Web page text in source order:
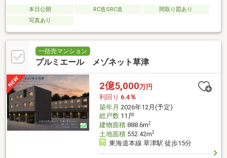
本日公開 RC造SRC造
間取り図あり
写真あり
一括売マンション
プルミエール メゾネット草津
2億5,000万円
利回り 6.4％
築年月 2026年12月(予定)
総戸数11戸
建物面積888.6m2
土地面積552.42m2
東海道本線 草津駅 徒歩15分